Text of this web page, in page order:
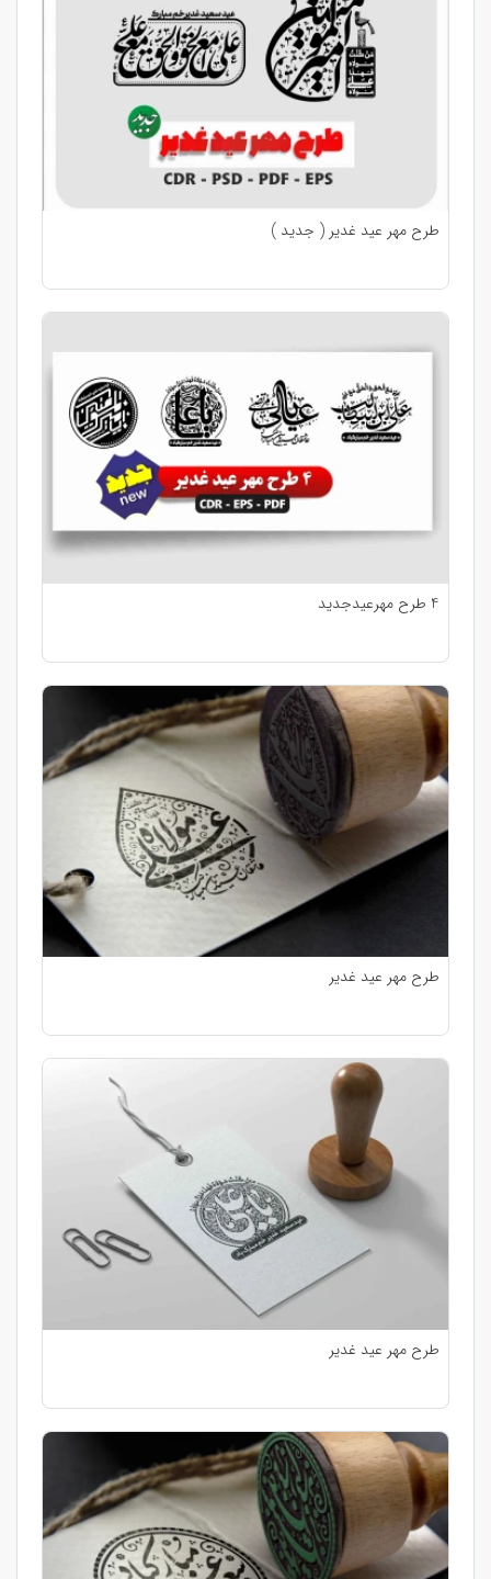
طرح مهر عید غدیر ( جدید )
4 طرح مهرعیدجدید
طرح مهر عید غدیر
طرح مهر عید غدیر